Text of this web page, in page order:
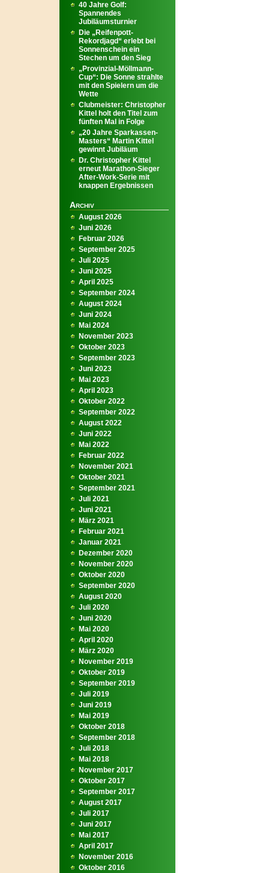
40 Jahre Golf:
Spannendes
Jubiläumsturnier
Die „Reifenpott-
Rekordjagd“ erlebt bei
Sonnenschein ein
Stechen um den Sieg
„Provinzial-Möllmann-
Cup“: Die Sonne strahlte
mit den Spielern um die
Wette
Clubmeister: Christopher
Kittel holt den Titel zum
fünften Mal in Folge
„20 Jahre Sparkassen-
Masters“ Martin Kittel
gewinnt Jubiläum
Dr. Christopher Kittel
erneut Marathon-Sieger
After-Work-Serie mit
knappen Ergebnissen
Archiv
August 2026
Juni 2026
Februar 2026
September 2025
Juli 2025
Juni 2025
April 2025
September 2024
August 2024
Juni 2024
Mai 2024
November 2023
Oktober 2023
September 2023
Juni 2023
Mai 2023
April 2023
Oktober 2022
September 2022
August 2022
Juni 2022
Mai 2022
Februar 2022
November 2021
Oktober 2021
September 2021
Juli 2021
Juni 2021
März 2021
Februar 2021
Januar 2021
Dezember 2020
November 2020
Oktober 2020
September 2020
August 2020
Juli 2020
Juni 2020
Mai 2020
April 2020
März 2020
November 2019
Oktober 2019
September 2019
Juli 2019
Juni 2019
Mai 2019
Oktober 2018
September 2018
Juli 2018
Mai 2018
November 2017
Oktober 2017
September 2017
August 2017
Juli 2017
Juni 2017
Mai 2017
April 2017
November 2016
Oktober 2016